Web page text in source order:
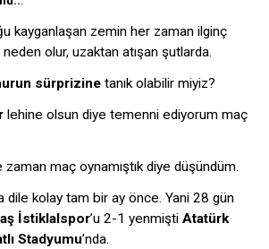
kayganlaşan zemin her zaman ilginç
neden olur, uzaktan atışan şutlarda.
sürprizine tanık olabilir miyiz?
lehine olsun diye temenni ediyorum maç
zaman maç oynamıştık diye düşündüm.
dile kolay tam bir ay önce. Yani 28 gün
İstiklalspor’u 2-1 yenmişti Atatürk
Stadyumu’nda.